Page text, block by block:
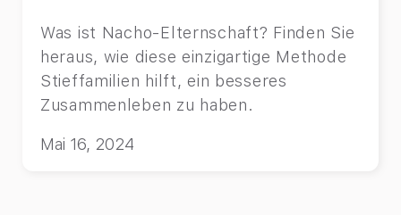
Was ist Nacho-Elternschaft? Finden Sie
heraus, wie diese einzigartige Methode
Stieffamilien hilft, ein besseres
Zusammenleben zu haben.
Mai 16, 2024